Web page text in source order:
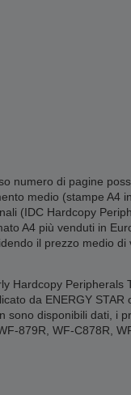
numero di pagine
medio (stampe A4
(IDC Hardcopy
A4 più venduti in
il prezzo medio di
Hardcopy Peripherals
da ENERGY STAR
disponibili dati, i
879R, WF-C878R,